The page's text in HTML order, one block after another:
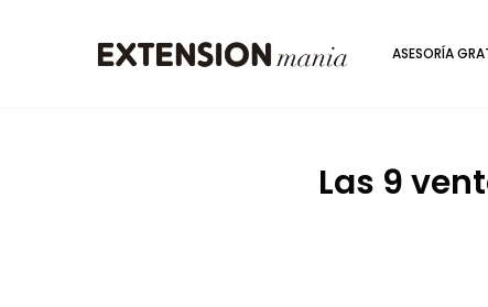
ASESORÍA
Las 9